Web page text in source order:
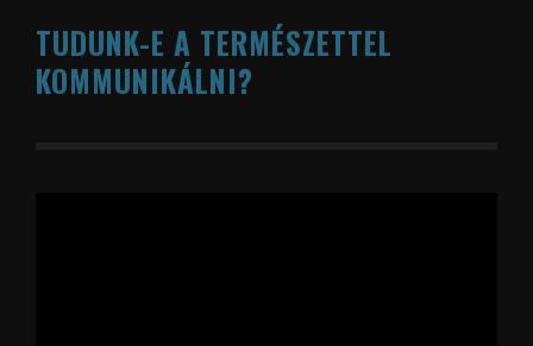
TUDUNK-E A TERMÉSZETTEL
KOMMUNIKÁLNI?